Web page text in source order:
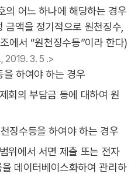
어느 하나에 해당하는 경우
액을 정기적으로 원천징수,
에서 “원천징수등”이라 한다)
2019. 3. 5 .>
을 하여야 하는 경우
회의 부담금 등에 대하여 원
징수등을 하여야 하는 경우
위에서 서면 제출 또는 전자
데이터베이스화하여 관리하